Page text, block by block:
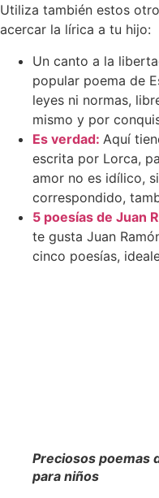
Utiliza también estos
acercar la lírica a tu hijo:
Un canto a la
popular poema de
leyes ni normas,
mismo y por
Es verdad: Aquí
escrita por Lorca,
amor no es idílico,
correspondido,
5 poesías de Juan
te gusta Juan
cinco poesías,
Preciosos poemas
para niños